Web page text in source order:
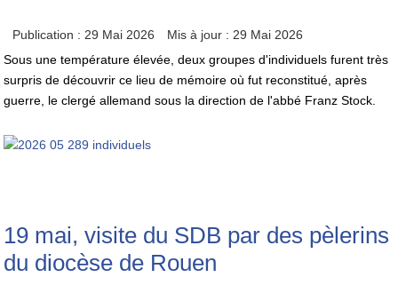
Publication : 29 Mai 2026
Mis à jour : 29 Mai 2026
Sous une température élevée, deux groupes d'individuels furent très
surpris de découvrir ce lieu de mémoire où fut reconstitué, après
guerre, le clergé allemand sous la direction de l'abbé Franz Stock.
19 mai, visite du SDB par des pèlerins
du diocèse de Rouen